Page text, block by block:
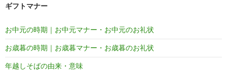
ギフトマナー
お中元の時期｜お中元マナー・お中元のお礼状
お歳暮の時期｜お歳暮マナー・お歳暮のお礼状
年越しそばの由来・意味